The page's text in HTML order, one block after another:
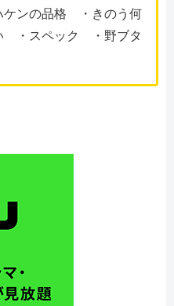
ンの品格 ・きのう何
・スペック ・野ブタ